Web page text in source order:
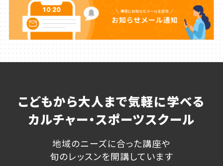
こどもから大人まで気軽に学べる
カルチャー・スポーツスクール
地域のニーズに合った講座や
旬のレッスンを開講しています